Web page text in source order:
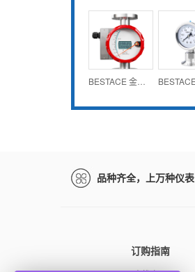
品种齐全，上万种仪表
订购指南